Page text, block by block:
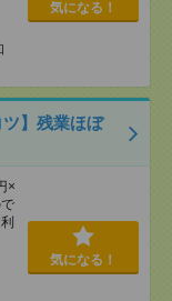
気になる！
】残業ほぼ
×
気になる！